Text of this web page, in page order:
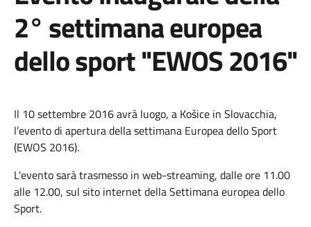
2° settimana europea
dello sport "EWOS 2016"
Il 10 settembre 2016 avrà luogo, a Košice in Slovacchia,
l’evento di apertura della settimana Europea dello Sport
(EWOS 2016).
L'evento sarà trasmesso in web-streaming, dalle ore 11.00
alle 12.00, sul sito internet della Settimana europea dello
Sport.